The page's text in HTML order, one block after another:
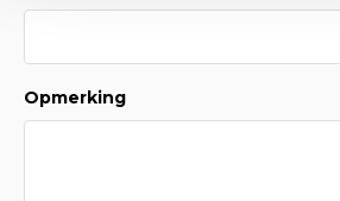
Opmerking